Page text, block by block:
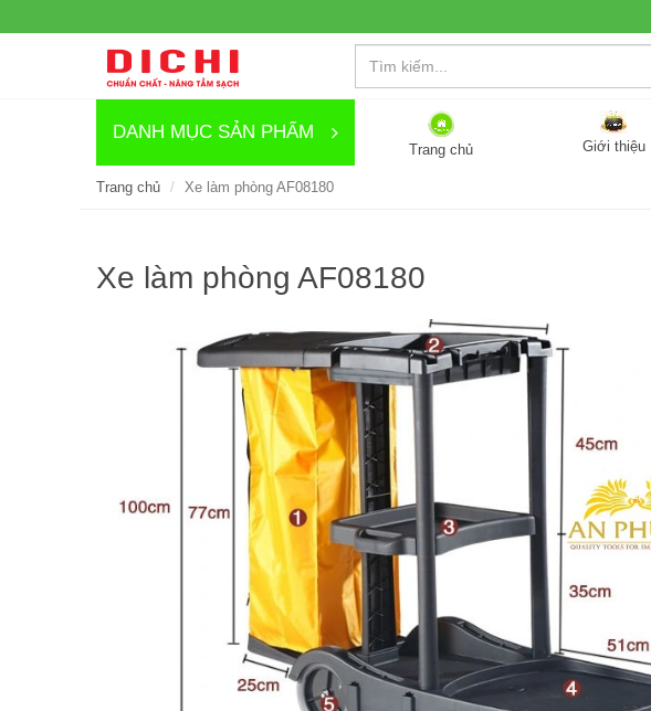
DANH MỤC SẢN PHẨM
Trang chủ Giới thiệu
Trang chủ Xe làm phòng AF08180
Xe làm phòng AF08180